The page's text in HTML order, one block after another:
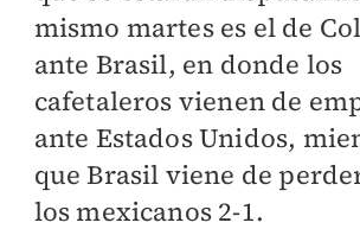
mismo martes es el de
ante Brasil, en donde los
cafetaleros vienen de
ante Estados Unidos,
que Brasil viene de
los mexicanos 2-1.